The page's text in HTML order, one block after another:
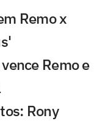
Remo x
Remo e
Rony